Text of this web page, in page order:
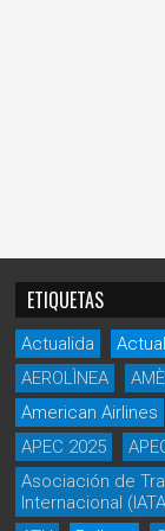
ETIQUETAS
Actualida
AEROLÌNEA
American Airlines
APEC 2025
Asociación de
Internacional (IATA